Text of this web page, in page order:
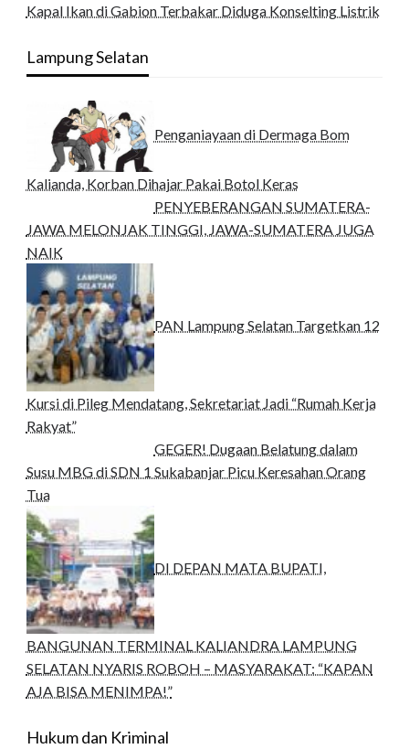
Kapal Ikan di Gabion Terbakar Diduga Konselting Listrik
Lampung Selatan
Penganiayaan di Dermaga Bom
Kalianda, Korban Dihajar Pakai Botol Keras
PENYEBERANGAN SUMATERA-
JAWA MELONJAK TINGGI, JAWA-SUMATERA JUGA
NAIK
PAN Lampung Selatan Targetkan 12
Kursi di Pileg Mendatang, Sekretariat Jadi “Rumah Kerja
Rakyat”
GEGER! Dugaan Belatung dalam
Susu MBG di SDN 1 Sukabanjar Picu Keresahan Orang
Tua
DI DEPAN MATA BUPATI,
BANGUNAN TERMINAL KALIANDRA LAMPUNG
SELATAN NYARIS ROBOH – MASYARAKAT: “KAPAN
AJA BISA MENIMPA!”
Hukum dan Kriminal